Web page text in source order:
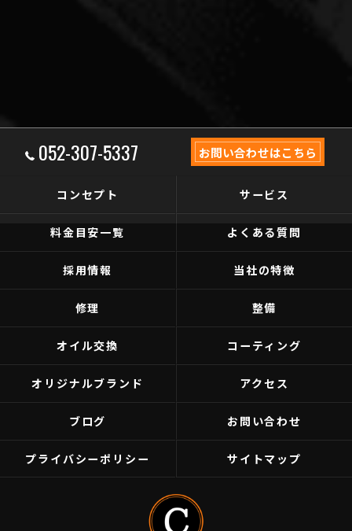
052-307-5337 お問い合わせはこちら
コンセプト サービス
料金目安一覧 よくある質問
採用情報 当社の特徴
修理 整備
オイル交換 コーティング
オリジナルブランド アクセス
ブログ お問い合わせ
プライバシーポリシー サイトマップ